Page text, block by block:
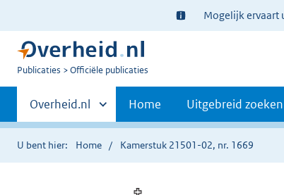
Ter
informatie:
Mogelijk ervaart
U
Publicaties Officiële publicaties
Primaire
navigatie
Andere
sites
binnen
Overheid.nl Home Uitgebreid zoeken
U bent hier: Home Kamerstuk 21501-02, nr. 1669